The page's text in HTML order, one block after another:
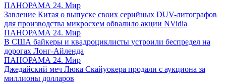
ПАНОРАМА 24. Мир
Завление Китая о выпуске своих серийных DUV-литографов
для производства микросхем обвалило акции NVidia
ПАНОРАМА 24. Мир
В США байкеры и квадроциклисты устроили беспредел на
дорогах Лонг-Айленда
ПАНОРАМА 24. Мир
Джедайский меч Люка Скайуокера продали с аукциона за
миллионы долларов